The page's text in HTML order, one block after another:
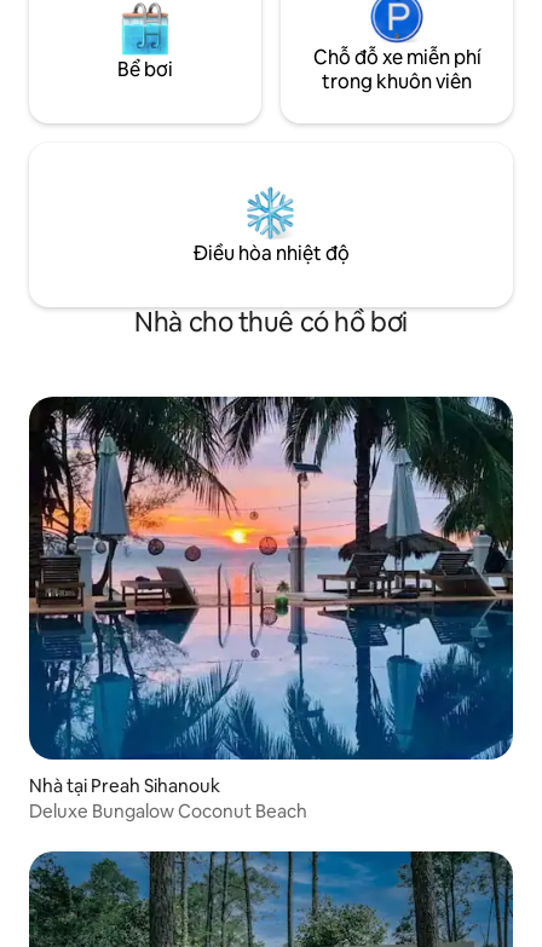
Bể bơi
Chỗ đỗ xe miễn phí
trong khuôn viên
Điều hòa nhiệt độ
Nhà cho thuê có hồ bơi
Nhà tại Preah Sihanouk
Deluxe Bungalow Coconut Beach